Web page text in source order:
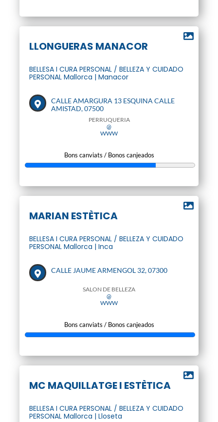
LLONGUERAS MANACOR
BELLESA I CURA PERSONAL / BELLEZA Y CUIDADO
PERSONAL Mallorca | Manacor
CALLE AMARGURA 13 ESQUINA CALLE
AMISTAD, 07500
PERRUQUERIA
@
WWW
Bons canviats / Bonos canjeados
MARIAN ESTÈTICA
BELLESA I CURA PERSONAL / BELLEZA Y CUIDADO
PERSONAL Mallorca | Inca
CALLE JAUME ARMENGOL 32, 07300
SALON DE BELLEZA
@
WWW
Bons canviats / Bonos canjeados
MC MAQUILLATGE I ESTÈTICA
BELLESA I CURA PERSONAL / BELLEZA Y CUIDADO
PERSONAL Mallorca | Lloseta